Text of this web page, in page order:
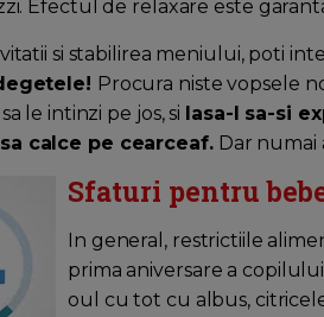
Efectul de relaxare este
si stabilirea meniului, poti
Procura niste vopsele
le intinzi pe jos, si lasa-l sa-si
calce pe cearceaf.Dar numai
Sfaturi pentru
In general, restrictiile
prima aniversare a
oul cu tot cu albus,